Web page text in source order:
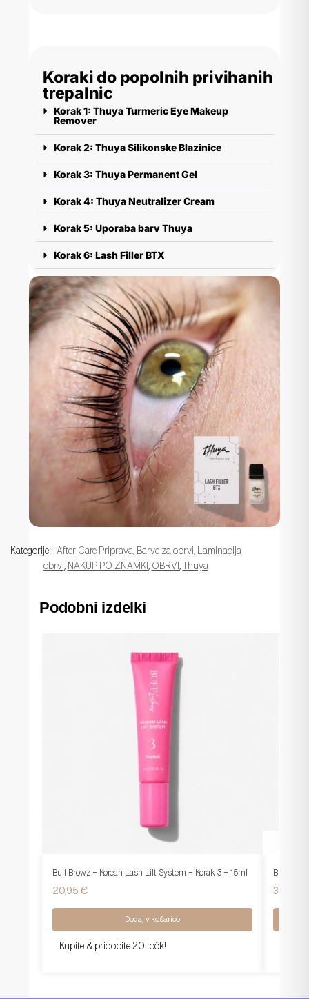
Koraki do popolnih privihanih
trepalnic
Korak 1: Thuya Turmeric Eye Makeup
Remover
Korak 2: Thuya Silikonske Blazinice
Korak 3: Thuya Permanent Gel
Korak 4: Thuya Neutralizer Cream
Korak 5: Uporaba barv Thuya
Korak 6: Lash Filler BTX
Kategorije: After Care Priprava, Barve za obrvi, Laminacija
obrvi, NAKUP PO ZNAMKI , OBRVI , Thuya
Podobni izdelki
Buff Browz – Korean Lash Lift System – Korak 3 – 15ml
20,95 €
Dodaj v košarico
Kupite & pridobite 20 točk!
Buff
36,95